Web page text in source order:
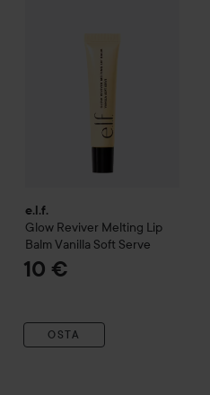
e.l.f.
Glow Reviver Melting Lip
BalmVanilla Soft Serve
10 €
OSTA